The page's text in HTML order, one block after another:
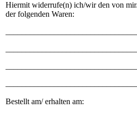
Hiermit widerrufe(n) ich/wir den von
der folgenden Waren:
Bestellt am/ erhalten am: